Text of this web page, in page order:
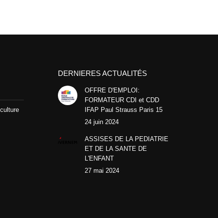
DERNIERES ACTUALITÉS
OFFRE D'EMPLOI:
FORMATEUR CDI et CDD
IFAP Paul Strauss Paris 15
24 juin 2024
ASSISES DE LA PEDIATRIE
ET DE LA SANTE DE
L'ENFANT
27 mai 2024